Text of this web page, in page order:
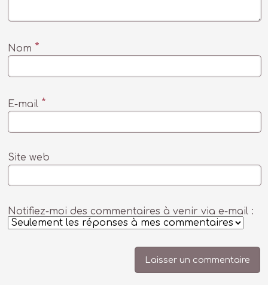
Nom *
E-mail *
Site web
Notifiez-moi des commentaires à venir via e-mail :